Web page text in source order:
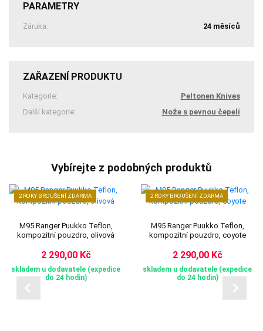
PARAMETRY
Záruka: 24 měsíců
ZAŘAZENÍ PRODUKTU
Kategorie:
Peltonen Knives
Další kategorie:
Nože s pevnou čepelí
Vybírejte z podobných produktů
2 ROKY BROUŠENÍ ZDARMA
M95 Ranger Puukko Teflon,
kompozitní pouzdro, olivová
2 290,00 Kč
skladem u dodavatele (expedice
do 24 hodin)
2 ROKY BROUŠENÍ ZDARMA
M95 Ranger Puukko Teflon,
kompozitní pouzdro, coyote
2 290,00 Kč
skladem u dodavatele (expedice
do 24 hodin)